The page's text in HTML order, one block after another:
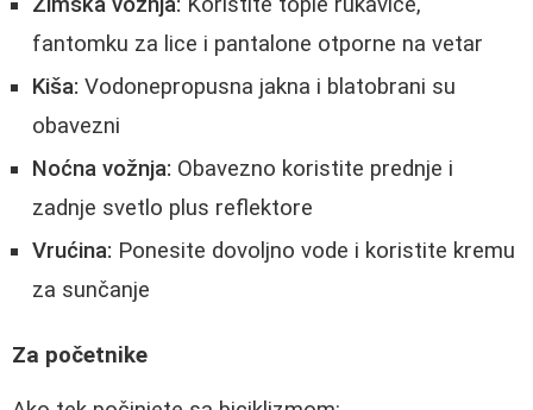
fantomku za lice i pantalone otporne na vetar
Kiša: Vodonepropusna jakna i blatobrani su
obavezni
Noćna vožnja: Obavezno koristite prednje i
zadnje svetlo plus reflektore
Vrućina: Ponesite dovoljno vode i koristite kremu
za sunčanje
Za početnike